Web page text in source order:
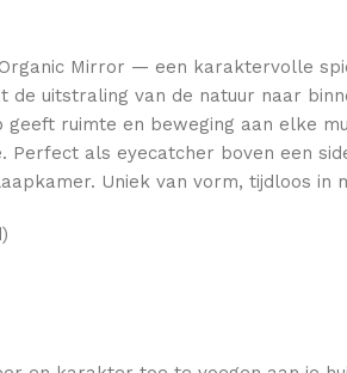
Mirror — een karaktervolle
de uitstraling van de natuur naar
geeft ruimte en beweging aan elke
Perfect als eyecatcher boven een
Uniek van vorm, tijdloos in